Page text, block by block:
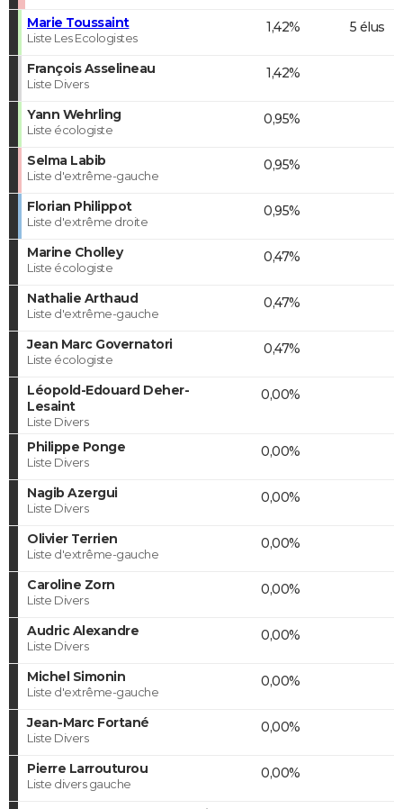
Marie Toussaint
Liste Les Ecologistes
1,42% 5 élus
François Asselineau
Liste Divers
1,42%
Yann Wehrling
Liste écologiste
0,95%
Selma Labib
Liste d'extrême-gauche
0,95%
Florian Philippot
Liste d'extrême droite
0,95%
Marine Cholley
Liste écologiste
0,47%
Nathalie Arthaud
Liste d'extrême-gauche
0,47%
Jean Marc Governatori
Liste écologiste
0,47%
Léopold-Edouard Deher-
Lesaint
Liste Divers
0,00%
Philippe Ponge
Liste Divers
0,00%
Nagib Azergui
Liste Divers
0,00%
Olivier Terrien
Liste d'extrême-gauche
0,00%
Caroline Zorn
Liste Divers
0,00%
Audric Alexandre
Liste Divers
0,00%
Michel Simonin
Liste d'extrême-gauche
0,00%
Jean-Marc Fortané
Liste Divers
0,00%
Pierre Larrouturou
Liste divers gauche
0,00%